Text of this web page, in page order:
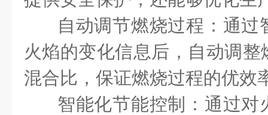
自动调节燃烧过程：通过
火焰的变化信息后，自动调
混合比，保证燃烧过程的优
智能化节能控制：通过对